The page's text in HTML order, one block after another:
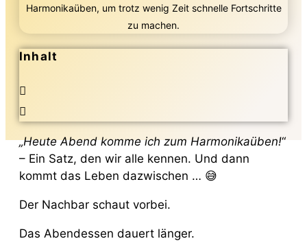
Inhalt
„Heute Abend komme ich zum Harmonikaüben!“
– Ein Satz, den wir alle kennen. Und dann
kommt das Leben dazwischen … 😅
Der Nachbar schaut vorbei.
Das Abendessen dauert länger.